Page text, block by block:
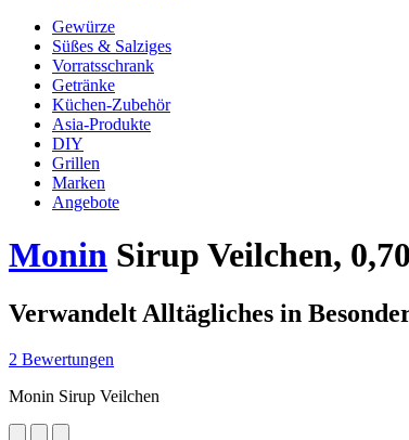
Gewürze
Süßes & Salziges
Vorratsschrank
Getränke
Küchen-Zubehör
Asia-Produkte
DIY
Grillen
Marken
Angebote
Monin Sirup Veilchen,
Verwandelt Alltägliches in
2 Bewertungen
Monin Sirup Veilchen